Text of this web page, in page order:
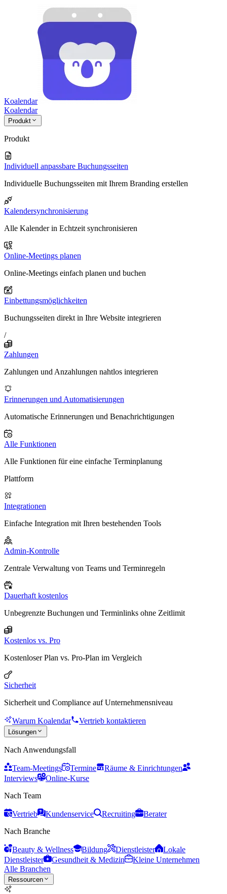
Koalendar
Koalendar
Produkt
Produkt
Individuell anpassbare Buchungsseiten
Individuelle Buchungsseiten mit Ihrem Branding erstellen
Kalendersynchronisierung
Alle Kalender in Echtzeit synchronisieren
Online-Meetings planen
Online-Meetings einfach planen und buchen
Einbettungsmöglichkeiten
Buchungsseiten direkt in Ihre Website integrieren
/
Zahlungen
Zahlungen und Anzahlungen nahtlos integrieren
Erinnerungen und Automatisierungen
Automatische Erinnerungen und Benachrichtigungen
Alle Funktionen
Alle Funktionen für eine einfache Terminplanung
Plattform
Integrationen
Einfache Integration mit Ihren bestehenden Tools
Admin-Kontrolle
Zentrale Verwaltung von Teams und Terminregeln
Dauerhaft kostenlos
Unbegrenzte Buchungen und Terminlinks ohne Zeitlimit
Kostenlos vs. Pro
Kostenloser Plan vs. Pro-Plan im Vergleich
Sicherheit
Sicherheit und Compliance auf Unternehmensniveau
Warum Koalendar Vertrieb kontaktieren
Lösungen
Nach Anwendungsfall
Team-Meetings Termine
Räume & Einrichtungen
Interviews
Online-Kurse
Nach Team
Vertrieb Kundenservice Recruiting
Berater
Nach Branche
Beauty & Wellness Bildung Dienstleister
Lokale
Dienstleister
Gesundheit & Medizin
Kleine Unternehmen
Alle Branchen
Ressourcen